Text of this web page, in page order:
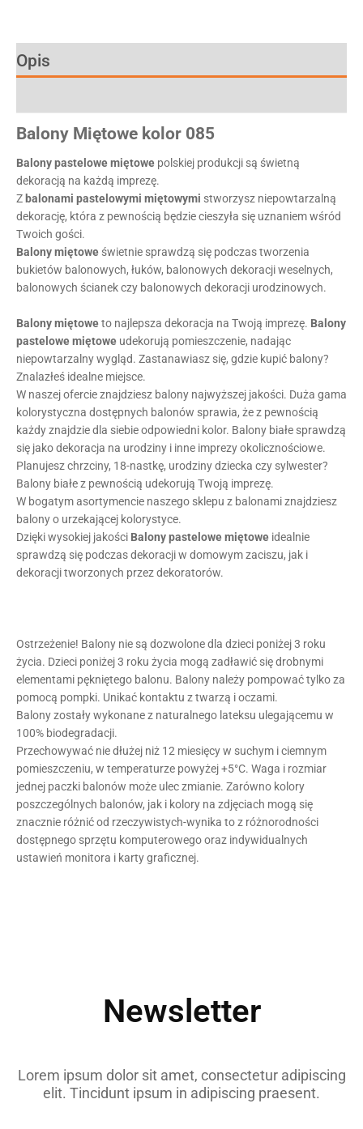
Opis
Balony Miętowe kolor 085
Balony pastelowemiętowe polskiej produkcji są świetną
dekoracją na każdą imprezę.
Z balonami pastelowymi miętowymi stworzysz niepowtarzalną
dekorację, która z pewnością będzie cieszyła się uznaniem wśród
Twoich gości.
Balonymiętowe świetnie sprawdzą się podczas tworzenia
bukietów balonowych, łuków, balonowych dekoracji weselnych,
balonowych ścianek czy balonowych dekoracji urodzinowych.
Balonymiętoweto najlepsza dekoracja na Twoją imprezę. Balony
pastelowemiętowe udekorują pomieszczenie, nadając
niepowtarzalny wygląd. Zastanawiasz się, gdzie kupić balony?
Znalazłeś idealne miejsce.
W naszej ofercie znajdziesz balony najwyższej jakości. Duża gama
kolorystyczna dostępnych balonów sprawia, że z pewnością
każdy znajdzie dla siebie odpowiedni kolor. Balony białe sprawdzą
się jako dekoracja na urodziny i inne imprezy okolicznościowe.
Planujesz chrzciny, 18-nastkę, urodziny dziecka czy sylwester?
Balony białe z pewnością udekorują Twoją imprezę.
W bogatym asortymencie naszego sklepu z balonami znajdziesz
balony o urzekającej kolorystyce.
Dzięki wysokiej jakości Balony pastelowemiętowe idealnie
sprawdzą się podczas dekoracji w domowym zaciszu, jak i
dekoracji tworzonych przez dekoratorów.
Ostrzeżenie! Balony nie są dozwolone dla dzieci poniżej 3 roku
życia. Dzieci poniżej 3 roku życia mogą zadławić się drobnymi
elementami pękniętego balonu. Balony należy pompować tylko za
pomocą pompki. Unikać kontaktu z twarzą i oczami.
Balony zostały wykonane z naturalnego lateksu ulegającemu w
100% biodegradacji.
Przechowywać nie dłużej niż 12 miesięcy w suchym i ciemnym
pomieszczeniu, w temperaturze powyżej +5°C. Waga i rozmiar
jednej paczki balonów może ulec zmianie. Zarówno kolory
poszczególnych balonów, jak i kolory na zdjęciach mogą się
znacznie różnić od rzeczywistych-wynika to z różnorodności
dostępnego sprzętu komputerowego oraz indywidualnych
ustawień monitora i karty graficznej.
Newsletter
Lorem ipsum dolor sit amet, consectetur adipiscing
elit. Tincidunt ipsum in adipiscing praesent.